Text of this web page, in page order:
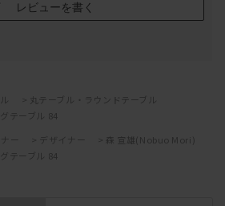
レビューを書く
丸テーブル・ラウンドテーブル
テーブル 84
ー デザイナー
森 宣雄(Nobuo Mori)
テーブル 84